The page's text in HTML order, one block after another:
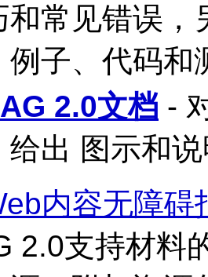
和常见错误，
例子、代码和
2.0文档 -
给出 图示和
内容无障碍
2.0支持材料